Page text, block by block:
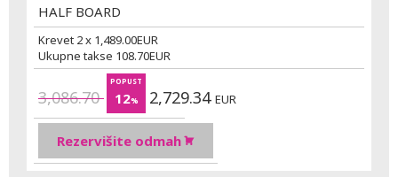
HALF BOARD
Krevet 2 x 1,489.00EUR
Ukupne takse 108.70EUR
3,086.70
POPUST
12% 2,729.34 EUR
Rezervišite odmah